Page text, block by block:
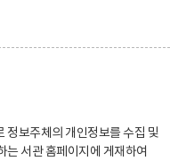
정보주체의 개인정보를 수집 및
는 서관 홈페이지에 게재하여